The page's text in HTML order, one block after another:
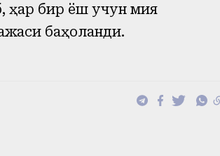
ҳар бир ёш учун мия
баҳоланди.